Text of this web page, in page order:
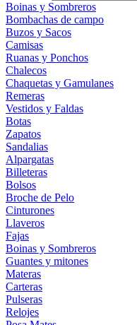
Boinas y Sombreros
Bombachas de campo
Buzos y Sacos
Camisas
Ruanas y Ponchos
Chalecos
Chaquetas y Gamulanes
Remeras
Vestidos y Faldas
Botas
Zapatos
Sandalias
Alpargatas
Billeteras
Bolsos
Broche de Pelo
Cinturones
Llaveros
Fajas
Boinas y Sombreros
Guantes y mitones
Materas
Carteras
Pulseras
Relojes